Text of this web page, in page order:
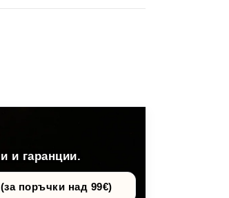
и гаранции.
поръчки над 99€)